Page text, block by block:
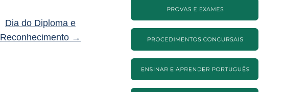
Dia do Diploma e
Reconhecimento →